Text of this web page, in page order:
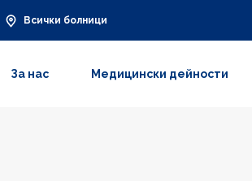
Всички болници
За нас Медицински дейности